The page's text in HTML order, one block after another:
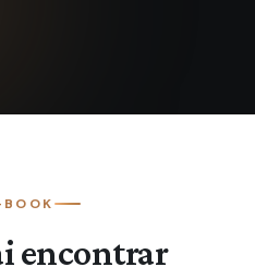
encontrar